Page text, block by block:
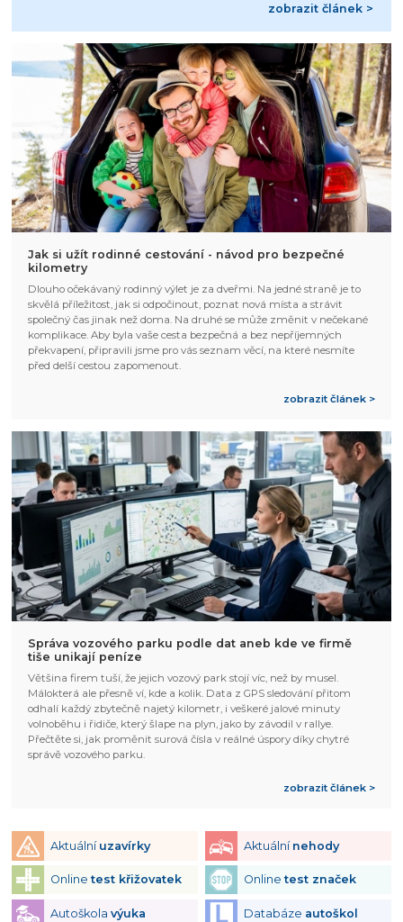
zobrazit článek >
Jak si užít rodinné cestování - návod pro bezpečné
kilometry
Dlouho očekávaný rodinný výlet je za dveřmi. Na jedné straně je to
skvělá příležitost, jak si odpočinout, poznat nová místa a strávit
společný čas jinak než doma. Na druhé se může změnit v nečekané
komplikace. Aby byla vaše cesta bezpečná a bez nepříjemných
překvapení, připravili jsme pro vás seznam věcí, na které nesmíte
před delší cestou zapomenout.
zobrazit článek >
Správa vozového parku podle dat aneb kde ve firmě
tiše unikají peníze
Většina firem tuší, že jejich vozový park stojí víc, než by musel.
Málokterá ale přesně ví, kde a kolik. Data z GPS sledování přitom
odhalí každý zbytečně najetý kilometr, i veškeré jalové minuty
volnoběhu i řidiče, který šlape na plyn, jako by závodil v rallye.
Přečtěte si, jak proměnit surová čísla v reálné úspory díky chytré
správě vozového parku.
zobrazit článek >
Aktuální uzavírky Aktuální nehody
Onlinetest křižovatek Onlinetest značek
Autoškola výuka Databáze autoškol